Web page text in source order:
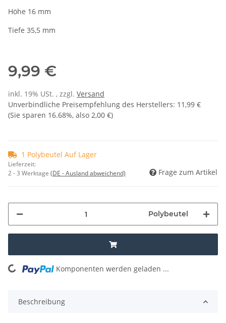
Höhe 16 mm
Tiefe 35,5 mm
9,99 €
inkl. 19% USt. , zzgl. Versand
Unverbindliche Preisempfehlung des Herstellers: 11,99 €
(Sie sparen 16.68%, also 2,00 €)
1 Polybeutel Auf Lager
Lieferzeit:
2 - 3 Werktage (DE - Ausland abweichend) Frage zum Artikel
Polybeutel
Loading... Komponenten werden geladen ...
Beschreibung